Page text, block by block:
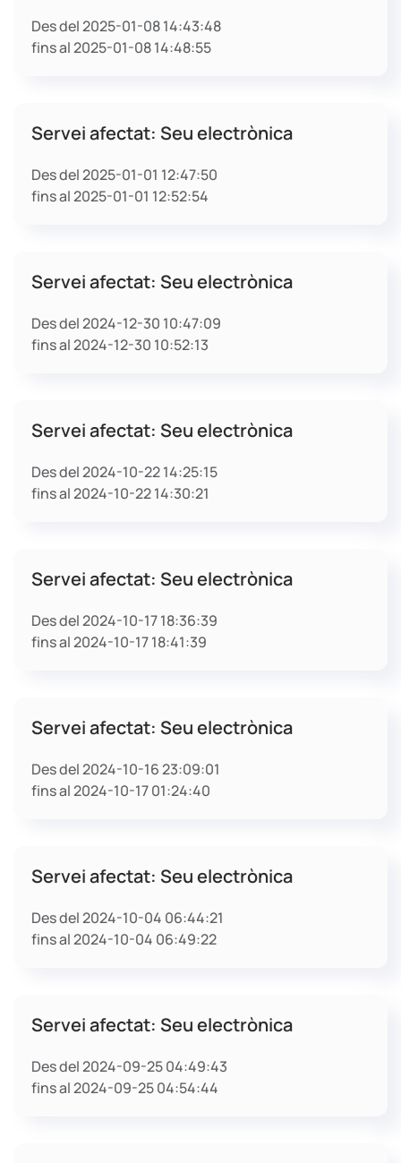
Des del 2025-01-08 14:43:48
fins al 2025-01-08 14:48:55
Servei afectat: Seu electrònica
Des del 2025-01-01 12:47:50
fins al 2025-01-01 12:52:54
Servei afectat: Seu electrònica
Des del 2024-12-30 10:47:09
fins al 2024-12-30 10:52:13
Servei afectat: Seu electrònica
Des del 2024-10-22 14:25:15
fins al 2024-10-22 14:30:21
Servei afectat: Seu electrònica
Des del 2024-10-17 18:36:39
fins al 2024-10-17 18:41:39
Servei afectat: Seu electrònica
Des del 2024-10-16 23:09:01
fins al 2024-10-17 01:24:40
Servei afectat: Seu electrònica
Des del 2024-10-04 06:44:21
fins al 2024-10-04 06:49:22
Servei afectat: Seu electrònica
Des del 2024-09-25 04:49:43
fins al 2024-09-25 04:54:44